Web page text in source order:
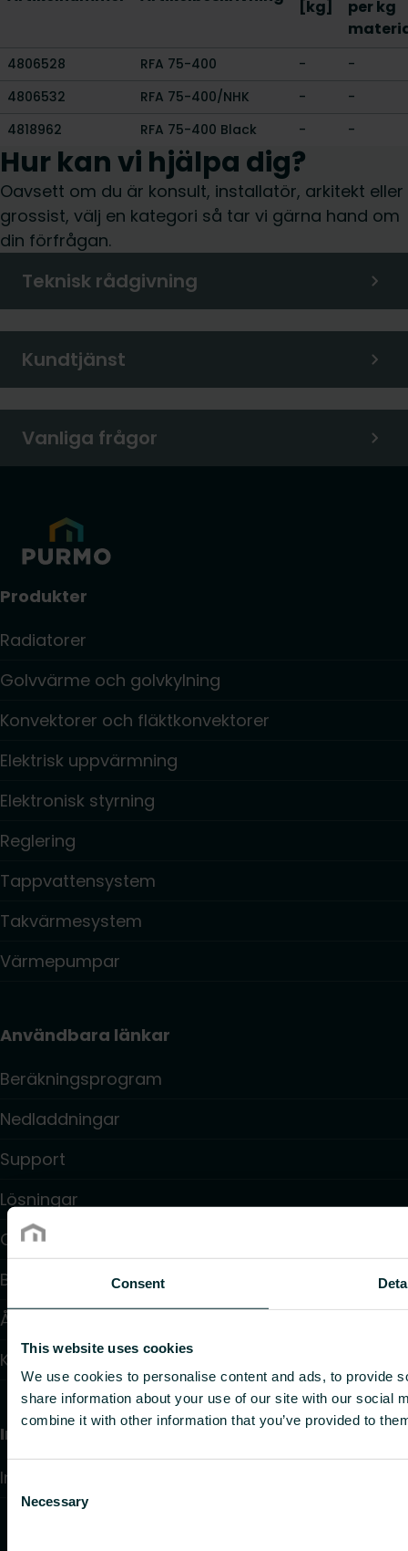
Consent
This website uses cookies
We use cookies to personalise content and ads, to provide
share information about your use of our site with our social
combine it with other information that you’ve provided to
Selection
Necessary
[kg]
per kg
4806528 RFA 75-400 -
-
4806532
RFA 75-400/NHK -
-
4818962
RFA 75-400 Black - -
Hur kan vi hjälpa dig?
Oavsett om du är konsult, installatör, arkitekt eller
grossist, välj en kategori så tar vi gärna hand om
din förfrågan.
Teknisk rådgivning
Kundtjänst
Vanliga frågor
Produkter
Radiatorer
Golvvärme och golvkylning
Konvektorer och fläktkonvektorer
Elektrisk uppvärmning
Elektronisk styrning
Reglering
Tappvattensystem
Takvärmesystem
Värmepumpar
Användbara länkar
Beräkningsprogram
Nedladdningar
Support
Lösningar
Om oss
Blogg: Inspiration och insikter
Återförsäljare
Kontakt
Information
Integritetspolicy